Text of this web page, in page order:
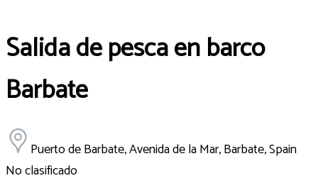
Salida de pesca en barco
Barbate
Puerto de Barbate, Avenida de la Mar, Barbate, Spain
No clasificado